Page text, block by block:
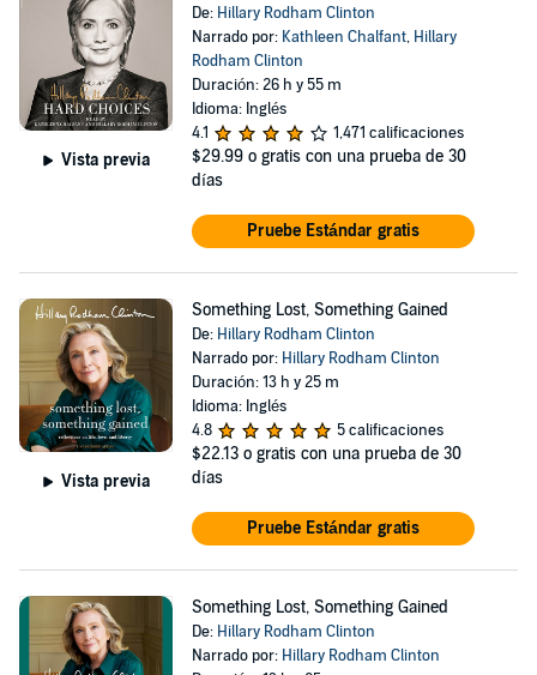
Vista previa
De: Hillary Rodham Clinton
Narrado por: Kathleen Chalfant, Hillary
Rodham Clinton
Duración: 26 h y 55 m
Idioma: Inglés
4.1
1,471 calificaciones
$29.99 o gratis con una prueba de 30
días
Pruebe Estándar gratis
Vista previa
Something Lost, Something Gained
De: Hillary Rodham Clinton
Narrado por: Hillary Rodham Clinton
Duración: 13 h y 25 m
Idioma: Inglés
4.8
5 calificaciones
$22.13 o gratis con una prueba de 30
días
Pruebe Estándar gratis
Something Lost, Something Gained
De: Hillary Rodham Clinton
Narrado por: Hillary Rodham Clinton